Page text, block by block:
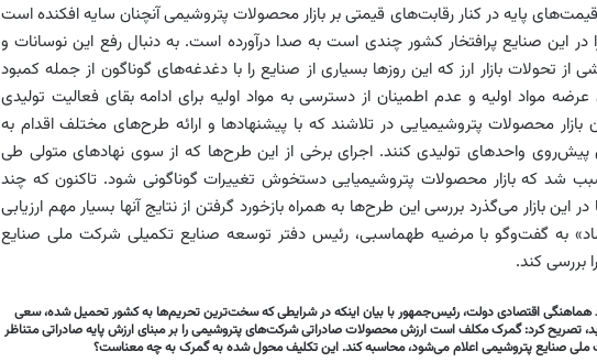
پایه در کنار رقابت‌های قیمتی بر بازار محصولات پتروشیمی آنچنان سایه افکنده است
در این صنایع پرافتخار کشور چندی است به صدا درآورده است. به دنبال رفع این نوسانات و
از تحولات بازار ارز که این روزها بسیاری از صنایع را با دغدغه‌های گوناگون از جمله کمبود
مواد اولیه و عدم اطمینان از دسترسی به مواد اولیه برای ادامه بقای فعالیت تولیدی
محصولات پتروشیمیایی در تلاشند که با پیشنهادها و ارائه طرح‌های مختلف اقدام به
واحدهای تولیدی کنند. اجرای برخی از این طرح‌ها که از سوی نهادهای متولی طی
شد که بازار محصولات پتروشیمیایی دستخوش تغییرات گوناگونی شود. تاکنون که چند
این بازار می‌گذرد بررسی این طرح‌ها به همراه بازخورد گرفتن از نتایج آنها بسیار مهم ارزیابی
به گفت‌وگو با مرضیه طهماسبی، رئیس دفتر توسعه صنایع تکمیلی شرکت ملی صنایع
بررسی کند.
اقتصادی دولت، رئیس‌جمهور با بیان اینکه در شرایطی که سخت‌ترین تحریم‌ها به کشور تحمیل شده، سعی
تصریح کرد: گمرک مکلف است ارزش محصولات صادراتی شرکت‌های پتروشیمی را بر مبنای ارزش پایه صادراتی متناظر
صنایع پتروشیمی اعلام می‌شود، محاسبه کند. این تکلیف محول شده به گمرک به چه معناست؟